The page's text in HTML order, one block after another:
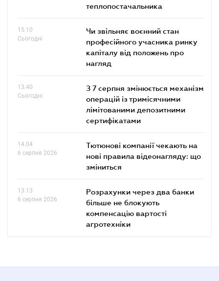
теплопостачальника
15.10
Сьогодні
Чи звільняє воєнний стан
професійного учасника ринку
капіталу від положень про
нагляд
13.40
Сьогодні
З 7 серпня змінюється механізм
операцій із тримісячними
лімітованими депозитними
сертифікатами
14.04
6 серпня 2026
Тютюнові компанії чекають на
нові правила відеонагляду: що
зміниться
13.13
6 серпня 2026
Розрахунки через два банки
більше не блокують
компенсацію вартості
агротехніки